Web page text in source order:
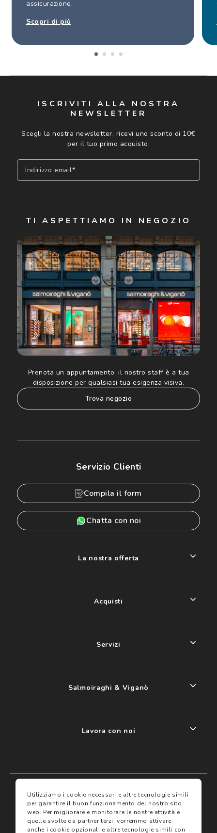
I miei preferiti
Assicurazioni
assicurazione.
Scopri di più
ISCRIVITI ALLA NOSTRA
NEWSLETTER
Scegli la nostra newsletter, ricevi uno sconto di 10€
per il tuo primo acquisto.
Indirizzo email*
Cliccando su "Iscriviti", confermo di avere più di 16 anni e
acconsento all'utilizzo dei miei Dati Personali da parte di
Luxottica Group S.p.A. per l'invio di offerte speciali, novità
ed altre comunicazioni di carattere pubblicitario (consultare
Informativa sulla privacyper ulteriori informazioni).
TI ASPETTIAMO IN NEGOZIO
Prenota un appuntamento: il nostro staff è a tua
disposizione per qualsiasi tua esigenza visiva.
trova negozio
Servizio Clienti
Compila il form
Chatta con noi
La nostra offerta
Acquisti
Servizi
Salmoiraghi & Viganò
Lavora con noi
Utilizziamo i cookie necessari e altre tecnologie simili
per garantire il buon funzionamento del nostro sito
web. Per migliorare e monitorare le nostre attività e
quelle svolte da partner terzi, vorremmo attivare
anche i cookie opzionali e altre tecnologie simili con